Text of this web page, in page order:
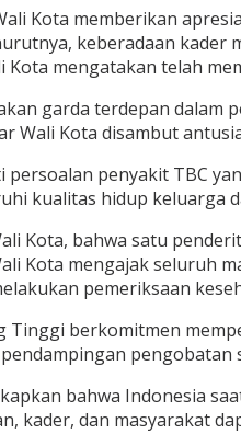
Kota memberikan
keberadaan
Kota mengatakan telah
garda terdepan
Wali Kota disambut
penyakit TBC
kualitas hidup keluarga
Kota, bahwa satu
Kota mengajak seluruh
pemeriksaan
Tinggi berkomitmen
pengobatan
bahwa Indonesia
kader, dan masyarakat